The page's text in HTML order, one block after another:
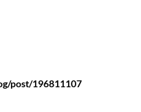
post/196811107